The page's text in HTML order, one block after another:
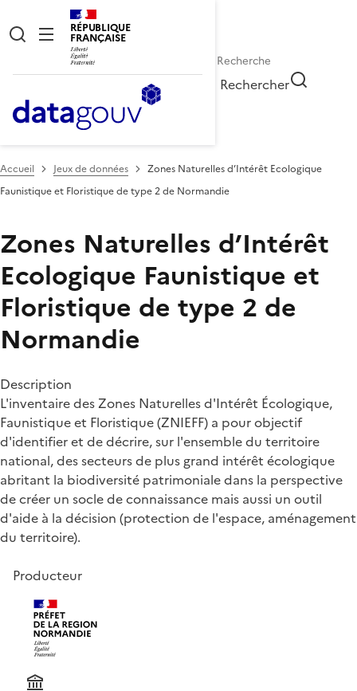
RÉPUBLIQUE
FRANÇAISE
Rechercher
Accueil Jeux de données
Zones Naturelles d’Intérêt Ecologique
Faunistique et Floristique de type 2 de Normandie
Zones Naturelles d’Intérêt
Ecologique Faunistique et
Floristique de type 2 de
Normandie
Description
L'inventaire des Zones Naturelles d'Intérêt Écologique,
Faunistique et Floristique (ZNIEFF) a pour objectif
d'identifier et de décrire, sur l'ensemble du territoire
national, des secteurs de plus grand intérêt écologique
abritant la biodiversité patrimoniale dans la perspective
de créer un socle de connaissance mais aussi un outil
d'aide à la décision (protection de l'espace, aménagement
du territoire).
Producteur